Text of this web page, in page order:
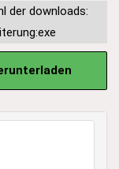
der downloads: